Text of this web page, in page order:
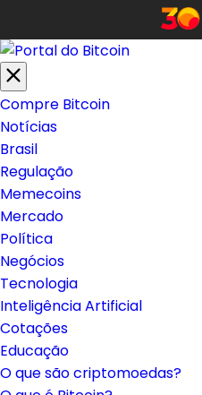
Compre Bitcoin
Notícias
Brasil
Regulação
Memecoins
Mercado
Política
Negócios
Tecnologia
Inteligência Artificial
Cotações
Educação
O que são criptomoedas?